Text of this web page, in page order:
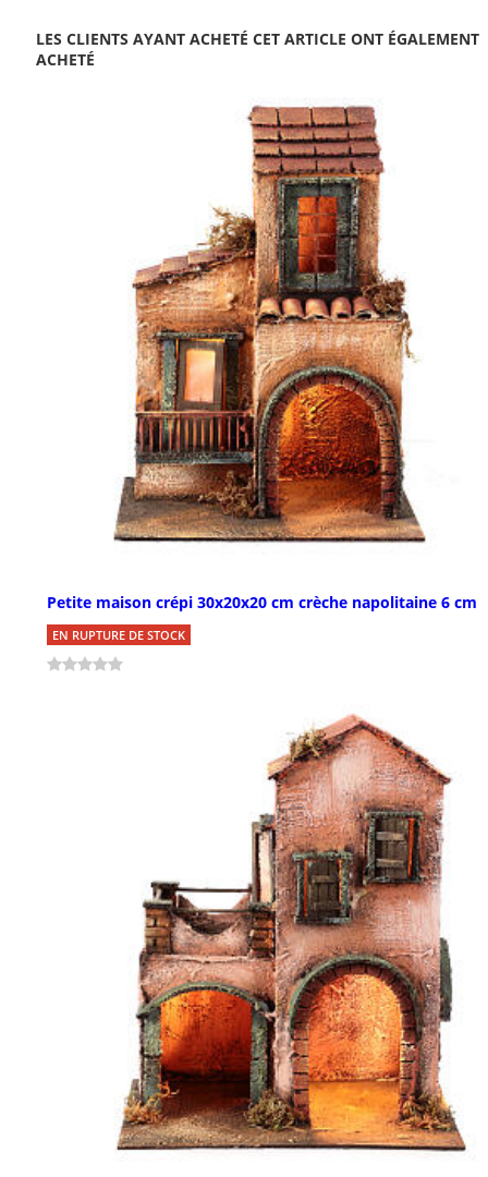
LES CLIENTS AYANT ACHETÉ CET ARTICLE ONT ÉGALEMENT
ACHETÉ
Petite maison crépi 30x20x20 cm crèche napolitaine 6 cm
EN RUPTURE DE STOCK